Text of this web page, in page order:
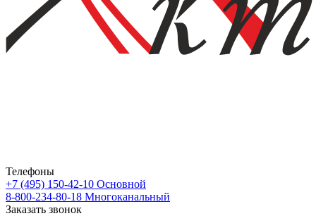
Телефоны
+7 (495) 150-42-10 Основной
8-800-234-80-18 Многоканальный
Заказать звонок